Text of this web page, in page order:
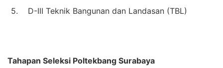
5.
D-III Teknik Bangunan dan Landasan (TBL)
Tahapan Seleksi Poltekbang Surabaya